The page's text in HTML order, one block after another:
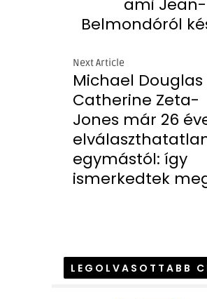
Belmondóról
Next Article
Michael Douglas
Catherine Zeta-
Jones már 26
egymástól: így
ismerkedtek
LEGOLVASOTTABB